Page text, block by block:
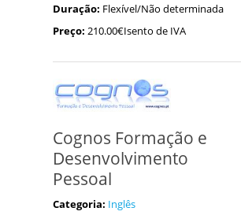
Duração: Flexível/Não determinada
Preço: 210.00€Isento de IVA
Cognos Formação e
Desenvolvimento
Pessoal
Categoria: Inglês